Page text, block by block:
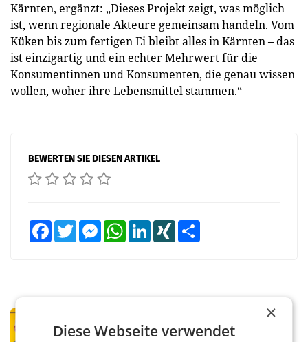
Kärnten, ergänzt: „Dieses Projekt zeigt, was möglich
ist, wenn regionale Akteure gemeinsam handeln. Vom
Küken bis zum fertigen Ei bleibt alles in Kärnten – das
ist einzigartig und ein echter Mehrwert für die
Konsumentinnen und Konsumenten, die genau wissen
wollen, woher ihre Lebensmittel stammen.“
BEWERTEN SIE DIESEN ARTIKEL
FacebookTwitter MessengerWhatsAppLinkedInXING
Österreichische Post: Umsatzplus im
×
Diese Webseite verwendet